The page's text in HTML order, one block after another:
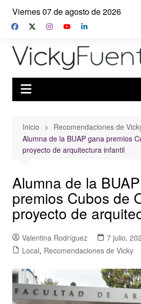
Saltar
contenido
Viernes 07 de agosto de 2026
Inicio
Recomendaciones de
Alumna de la BUAP gana premios
proyecto de arquitectura infantil
Alumna de la
premios Cubos de
proyecto de
Valentina Rodríguez
7 julio,
Local, Recomendaciones de Vicky